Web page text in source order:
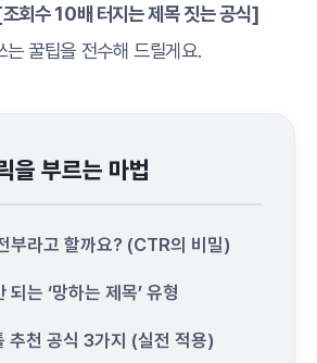
회수 10배 터지는 제목 짓는 공식]
꿀팁을 전수해 드릴게요.
을 부르는 마법
부라고 할까요? (CTR의 비밀)
되는 ‘망하는 제목’ 유형
추천 공식 3가지 (실전 적용)